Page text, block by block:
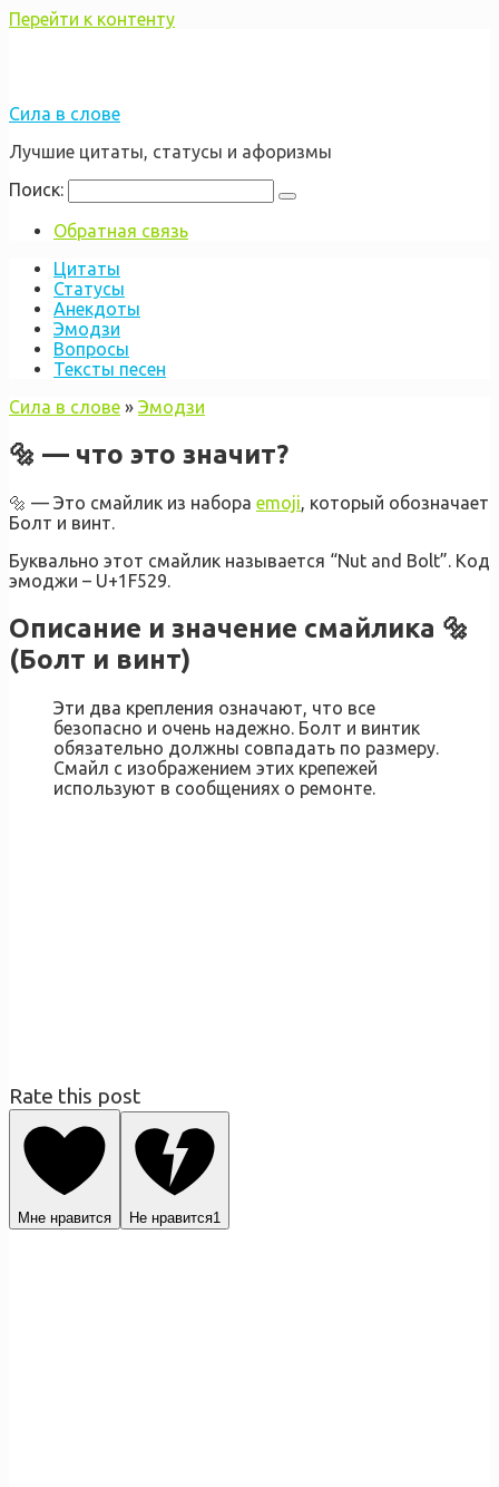
Перейти к контенту
Сила в слове
Лучшие цитаты, статусы и афоризмы
Поиск:
Обратная связь
Цитаты
Статусы
Анекдоты
Эмодзи
Вопросы
Тексты песен
Сила в слове » Эмодзи
🔩 — что это значит?
🔩 — Это смайлик из набора emoji, который обозначает
Болт и винт.
Буквально этот смайлик называется “Nut and Bolt”. Код
эмоджи – U+1F529.
Описание и значение смайлика 🔩
(Болт и винт)
Эти два крепления означают, что все
безопасно и очень надежно. Болт и винтик
обязательно должны совпадать по размеру.
Смайл с изображением этих крепежей
используют в сообщениях о ремонте.
Rate this post
Мне нравится Не нравится1